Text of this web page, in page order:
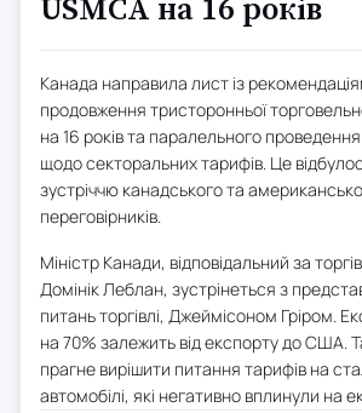
USMCA на 16 років
Канада направила лист із
продовження тристоронньої
на 16 років та паралельного
щодо секторальних тарифів. Це
зустріччю канадського та
переговірників.
Міністр Канади, відповідальний за
Домінік Леблан, зустрінеться з
питань торгівлі, Джеймісоном Гріром.
на 70% залежить від експорту до США.
прагне вирішити питання тарифів на
автомобілі, які негативно вплинули на